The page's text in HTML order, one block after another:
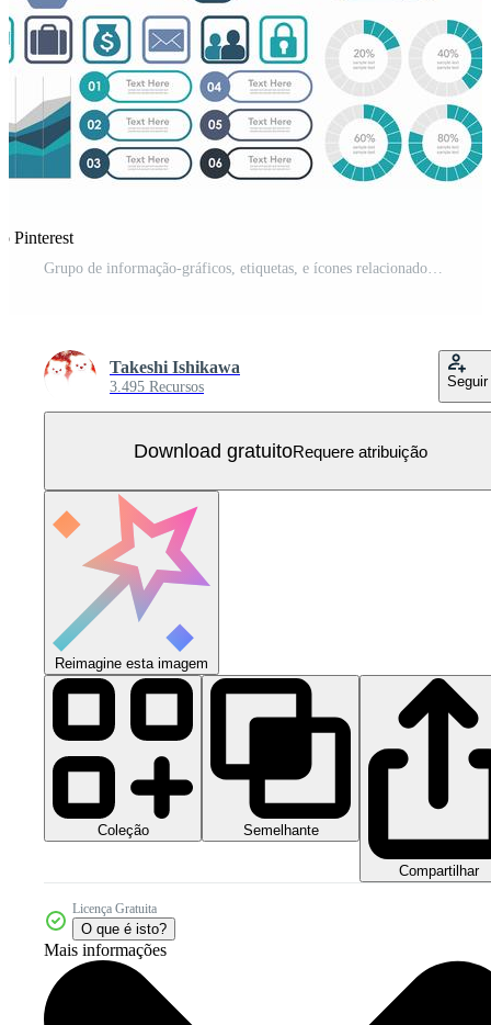
Pinterest
Grupo de informação-gráficos, etiquetas, e ícones relacionados com o negócio assorted isolados no fundo branco. Vetor Grátis
Takeshi Ishikawa
3.495 Recursos Seguir
Download gratuitoRequere atribuição
Reimagine esta imagem
Coleção Semelhante
Compartilhar
Licença Gratuita
O que é isto?
Mais informações